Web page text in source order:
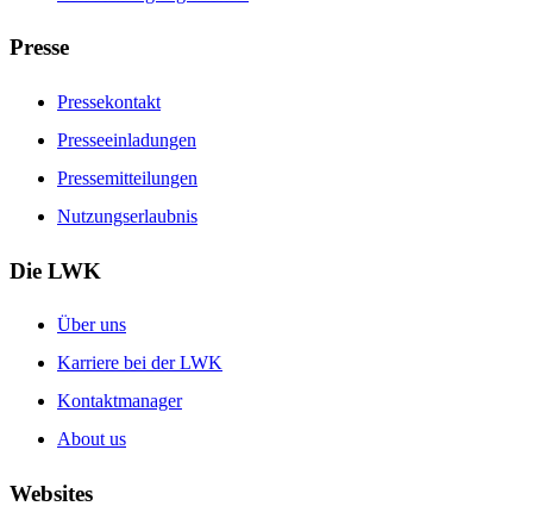
Presse
Pressekontakt
Presseeinladungen
Pressemitteilungen
Nutzungserlaubnis
Die LWK
Über uns
Karriere bei der LWK
Kontaktmanager
About us
Websites